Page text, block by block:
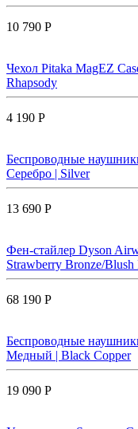
10 790 Р
Чехол Pitaka MagEZ
Rhapsody
4 190 Р
Беспроводные
Серебро | Silver
13 690 Р
Фен-стайлер Dyson
Strawberry Bronze/Blush
68 190 Р
Беспроводные
Медный | Black Copper
19 090 Р